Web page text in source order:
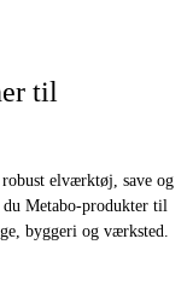
til
elværktøj, save og
Metabo-produkter til
byggeri og værksted.